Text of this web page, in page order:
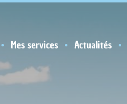
Mes services Actualités